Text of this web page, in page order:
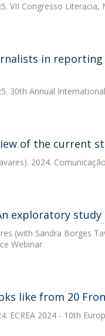
VII Congresso Literacia,
in
30th Annual
of the current
2024.
exploratory
(with Sandra Borges
Webinar
like from 20
ECREA 2024 - 10th